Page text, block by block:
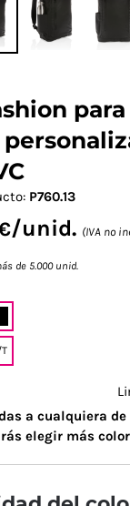
para
P760.13
/unid. (IVA no
de 5.000 unid.
a cualquiera
elegir más